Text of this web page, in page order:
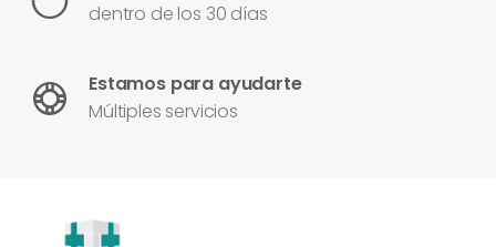
dentro de los 30 días
Estamos para ayudarte
Múltiples servicios